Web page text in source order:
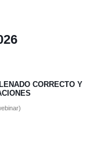
CORRECTO Y